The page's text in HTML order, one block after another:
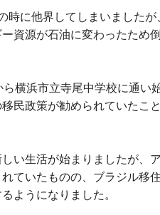
時に他界してしまいました
資源が石油に変わったため
横浜市立寺尾中学校に通い
民政策が勧められていたこ
い生活が始まりましたが、
ていたものの、ブラジル移
ようになりました。